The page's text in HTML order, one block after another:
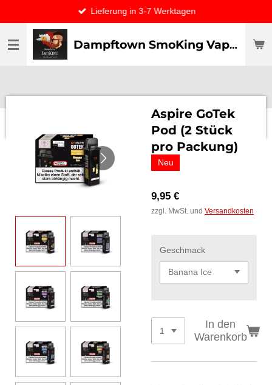
Hauptinhalt
springen
Dampftown SmoKing Vapor specialist & CO / VAPE ONLY THE BEST
Lieferung in 3-7 Werktagen
Aspire GoTek
Pod (2 Stück
pro Packung)
Neu
9,95 €
zzgl. MwSt. und Versandkosten
Geschmack
In den
Warenkorb